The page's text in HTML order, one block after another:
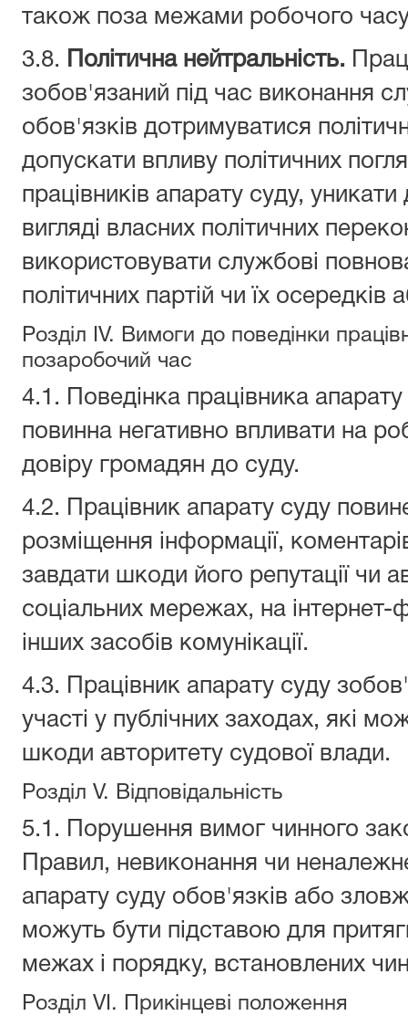
також поза межами робочого
3.8. Політична нейтральність.
зобов'язаний під час виконання
обов'язків дотримуватися
допускати впливу політичних
працівників апарату суду,
вигляді власних політичних
використовувати службові
політичних партій чи їх осередків
Розділ IV. Вимоги до поведінки
позаробочий час
4.1. Поведінка працівника
повинна негативно впливати на
довіру громадян до суду.
4.2. Працівник апарату суду
розміщення інформації,
завдати шкоди його репутації чи
соціальних мережах, на
інших засобів комунікації.
4.3. Працівник апарату суду
участі у публічних заходах, які
шкоди авторитету судової влади.
Розділ V. Відповідальність
5.1. Порушення вимог чинного
Правил, невиконання чи
апарату суду обов'язків або
можуть бути підставою для
межах і порядку, встановлених
Розділ VI. Прикінцеві положення